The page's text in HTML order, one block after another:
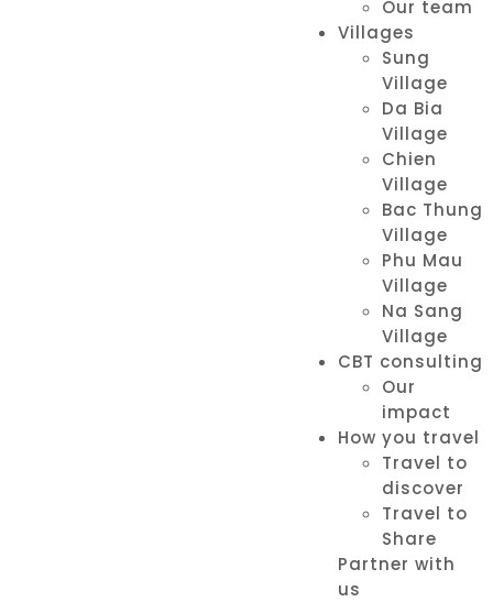
Our team
Villages
Sung
Village
Da Bia
Village
Chien
Village
Bac Thung
Village
Phu Mau
Village
Na Sang
Village
CBT consulting
Our
impact
How you travel
Travel to
discover
Travel to
Share
Partner with
us